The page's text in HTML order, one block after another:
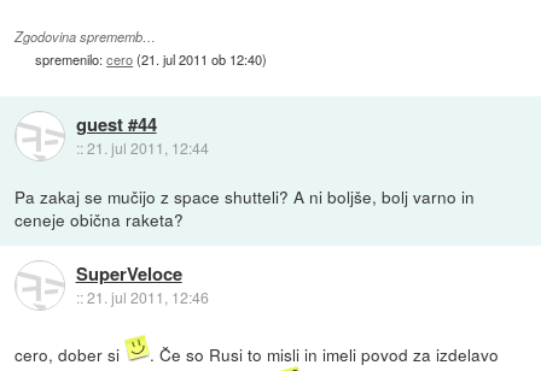
Zgodovina sprememb…
spremenilo:cero(21. jul 2011 ob 12:40)
guest #44
::21. jul 2011, 12:44
Pa zakaj se mučijo z space shutteli? A ni boljše, bolj varno in
ceneje obična raketa?
SuperVeloce
::21. jul 2011, 12:46
cero, dober si
. Če so Rusi to misli in imeli povod za izdelavo